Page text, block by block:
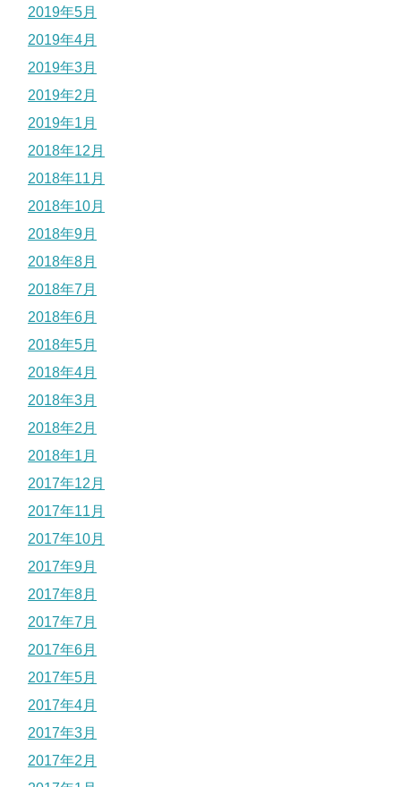
2019年5月
2019年4月
2019年3月
2019年2月
2019年1月
2018年12月
2018年11月
2018年10月
2018年9月
2018年8月
2018年7月
2018年6月
2018年5月
2018年4月
2018年3月
2018年2月
2018年1月
2017年12月
2017年11月
2017年10月
2017年9月
2017年8月
2017年7月
2017年6月
2017年5月
2017年4月
2017年3月
2017年2月